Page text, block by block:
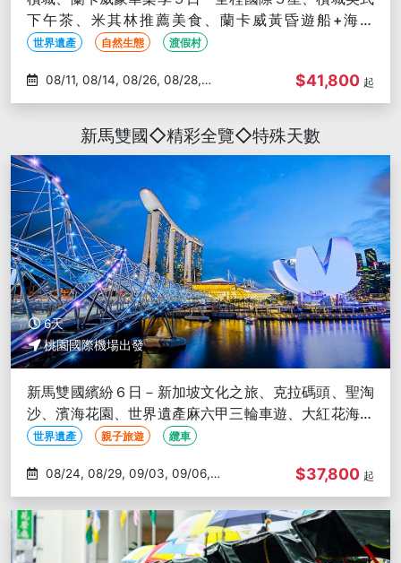
下午茶、米其林推薦美食、蘭卡威黃昏遊船+海上
BBQ、東方村天空之橋
世界遺產 自然生態 渡假村
09/04
$41,800 起
新馬雙國◇精彩全覽◇特殊天數
6天
桃園國際機場出發
新馬雙國繽紛６日－新加坡文化之旅、克拉碼頭、聖淘
沙、濱海花園、世界遺產麻六甲三輪車遊、大紅花海上
Villa、雙子星商圈
世界遺產 親子旅遊 纜車
09/17
$37,800 起